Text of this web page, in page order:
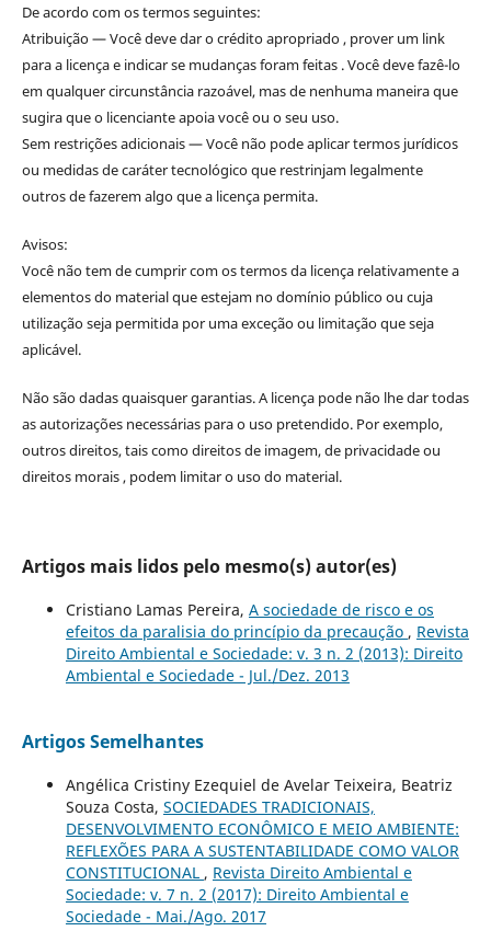
De acordo com os termos seguintes:
Atribuição — Você deve dar o crédito apropriado , prover um link
para a licença e indicar se mudanças foram feitas . Você deve fazê-lo
em qualquer circunstância razoável, mas de nenhuma maneira que
sugira que o licenciante apoia você ou o seu uso.
Sem restrições adicionais — Você não pode aplicar termos jurídicos
ou medidas de caráter tecnológico que restrinjam legalmente
outros de fazerem algo que a licença permita.
Avisos:
Você não tem de cumprir com os termos da licença relativamente a
elementos do material que estejam no domínio público ou cuja
utilização seja permitida por uma exceção ou limitação que seja
aplicável.
Não são dadas quaisquer garantias. A licença pode não lhe dar todas
as autorizações necessárias para o uso pretendido. Por exemplo,
outros direitos, tais como direitos de imagem, de privacidade ou
direitos morais , podem limitar o uso do material.
Artigos mais lidos pelo mesmo(s) autor(es)
Cristiano Lamas Pereira, A sociedade de risco e os
efeitos da paralisia do princípio da precaução , Revista
Direito Ambiental e Sociedade: v. 3 n. 2 (2013): Direito
Ambiental e Sociedade - Jul./Dez. 2013
Artigos Semelhantes
Angélica Cristiny Ezequiel de Avelar Teixeira, Beatriz
Souza Costa, SOCIEDADES TRADICIONAIS,
DESENVOLVIMENTO ECONÔMICO E MEIO AMBIENTE:
REFLEXÕES PARA A SUSTENTABILIDADE COMO VALOR
CONSTITUCIONAL , Revista Direito Ambiental e
Sociedade: v. 7 n. 2 (2017): Direito Ambiental e
Sociedade - Mai./Ago. 2017